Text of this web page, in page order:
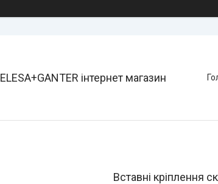
ELESA+GANTER інтернет магазин
Вставні кріплення